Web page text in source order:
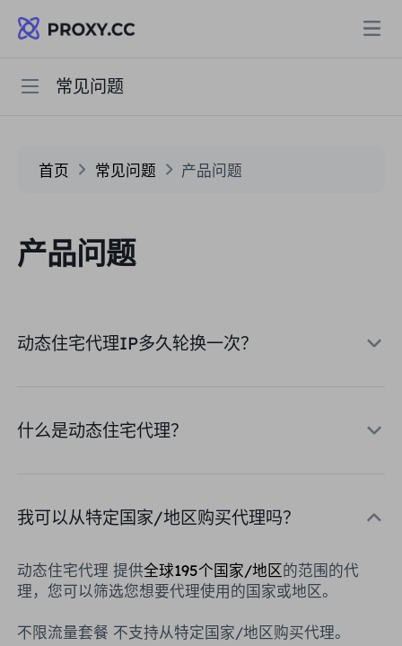
代理
静态住宅代理
长效ISP代理
定价
住宅代理
长效ISP代理
Data for AI
按场景划分
搜索引擎优化
广告验证
合作伙伴
合作伙伴
免费工具
代理检查程序
学习
博客
中文
中文
English
享受77%现在就行动!
常见问题
快速开始
常见问题
用户指南
首页 常见问题 产品问题
产品问题
动态住宅代理IP多久轮换一次？
什么是动态住宅代理？
我可以从特定国家/地区购买代理吗？
动态住宅代理 提供全球195个国家/地区的范围的代
理，您可以筛选您想要代理使用的国家或地区。
不限流量套餐 不支持从特定国家/地区购买代理。